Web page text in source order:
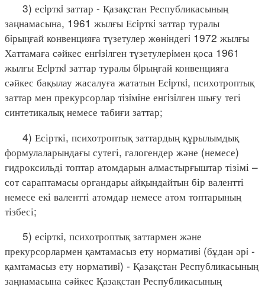
3) есiрткi заттар - Қазақстан Республикасының
заңнамасына, 1961 жылғы Есiрткi заттар туралы
бiрыңғай конвенцияға түзетулер жөнiндегi 1972 жылғы
Хаттамаға сәйкес енгiзiлген түзетулерiмен қоса 1961
жылғы Есiрткi заттар туралы бiрыңғай конвенцияға
сәйкес бақылау жасалуға жататын Есiрткi, психотроптық
заттар мен прекурсорлар тiзiмiне енгiзiлген шығу тегі
синтетикалық немесе табиғи заттар;
4) Есірткі, психотроптық заттардың құрылымдық
формулаларындағы сутегі, галогендер және (немесе)
гидроксильді топтар атомдарын алмастырғыштар тізімі –
сот сараптамасы органдары айқындайтын бір валентті
немесе екі валентті атомдар немесе атом топтарының
тізбесі;
5) есiрткi, психотроптық заттармен және
прекурсорлармен қамтамасыз ету нормативi (бұдан әрi -
қамтамасыз ету нормативi) - Қазақстан Республикасының
заңнамасына сәйкес Қазақстан Республикасының